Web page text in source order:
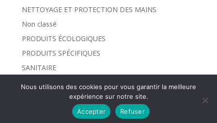
NETTOYAGE ET PROTECTION DES MAINS
Non classé
PRODUITS ÉCOLOGIQUES
PRODUITS SPÉCIFIQUES
SANITAIRE
Nous utilisons des cookies pour vous garantir la meilleure
expérience sur notre site.
Accepter
Refuser